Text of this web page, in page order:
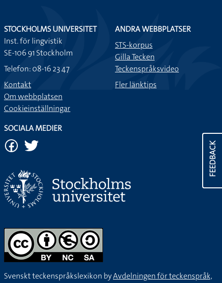
FEEDBACK
STOCKHOLMS UNIVERSITET
Inst. för lingvistik
SE-106 91 Stockholm
Telefon: 08-16 23 47
Kontakt
Om webbplatsen
Cookieinställningar
ANDRA WEBBPLATSER
STS-korpus
Gilla Tecken
Teckenspråksvideo
Fler länktips
SOCIALA MEDIER
Svenskt teckenspråkslexikon byAvdelningen för teckenspråk,